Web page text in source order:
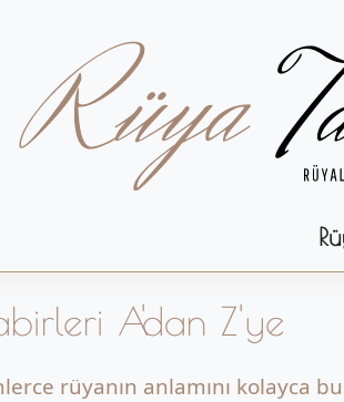
A'dan Z'ye
rüyanın anlamını kolayca